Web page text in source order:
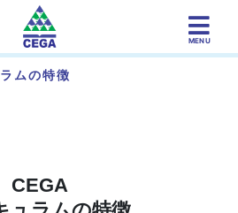
MENU
×
ムの特徴
CEGA